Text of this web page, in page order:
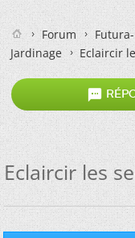
Forum
Jardinage
Eclaircir

Eclaircir les